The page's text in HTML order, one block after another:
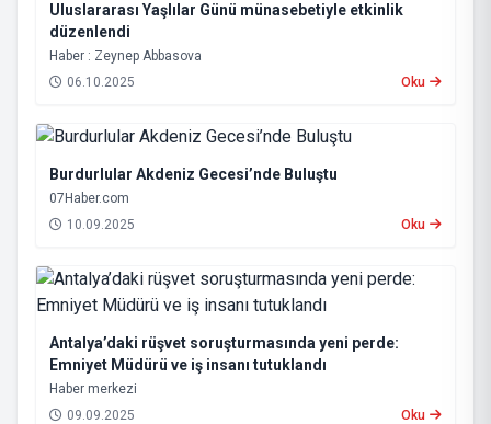
Uluslararası Yaşlılar Günü münasebetiyle etkinlik
düzenlendi
Haber : Zeynep Abbasova
06.10.2025
Oku
Burdurlular Akdeniz Gecesi’nde Buluştu
07Haber.com
10.09.2025
Oku
Antalya’daki rüşvet soruşturmasında yeni perde:
Emniyet Müdürü ve iş insanı tutuklandı
Haber merkezi
09.09.2025
Oku